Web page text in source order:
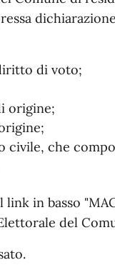
dichiarazione
di voto;
origine;
civile, che
in basso
del